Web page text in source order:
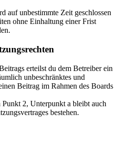
auf unbestimmte Zeit geschlossen
ohne Einhaltung einer Frist
erteilst du dem Betreiber ein
unbeschränktes und
Beitrag im Rahmen des Boards
2, Unterpunkt a bleibt auch
bestehen.